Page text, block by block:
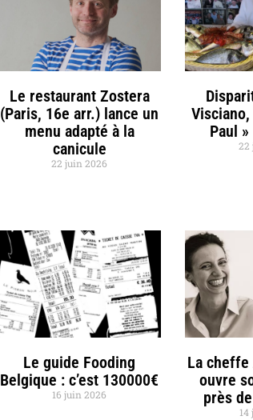
Le restaurant Zostera
(Paris, 16e arr.) lance un
menu adapté à la
canicule
22 juin 2026
Paul
22
Le guide Fooding
Belgique : c’est 130000€
16 juin 2026
La cheffe
ouvre
près